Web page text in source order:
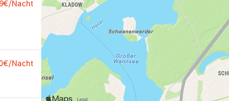
/Nacht
/Nacht